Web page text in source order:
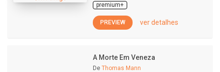
premium+
PREVIEW ver detalhes
A Morte Em Veneza
De Thomas Mann